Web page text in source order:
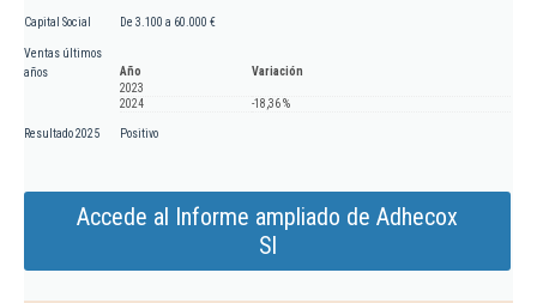
Capital Social De 3.100 a 60.000 €
Ventas últimos
años
Año
Variación
2023
2024
-18,36 %
Resultado 2025 Positivo
Accede al Informe ampliado de Adhecox
Sl